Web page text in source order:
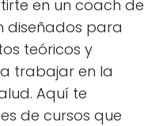
en un coach de
diseñados para
teóricos y
trabajar en la
Aquí te
de cursos que